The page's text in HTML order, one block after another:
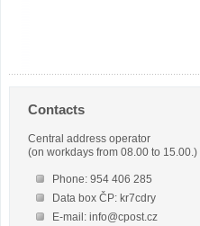
Contacts
Central address operator
(on workdays from 08.00 to 15.00.)
Phone: 954 406 285
Data box ČP: kr7cdry
E-mail: info@cpost.cz